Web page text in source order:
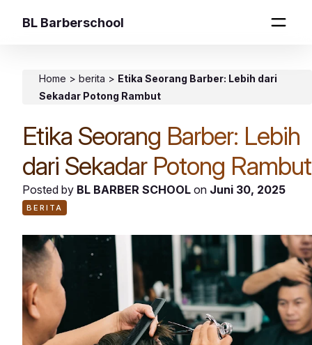
BL Barberschool
Home > berita > Etika Seorang Barber: Lebih dari
Sekadar Potong Rambut
Etika Seorang Barber: Lebih
dari Sekadar Potong Rambut
Posted by BL BARBER SCHOOL on Juni 30, 2025
BERITA